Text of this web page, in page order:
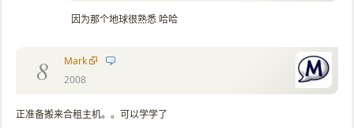
因为那个地球很熟悉 哈哈
8
Mark
2008
正准备搬来合租主机。。可以学学了